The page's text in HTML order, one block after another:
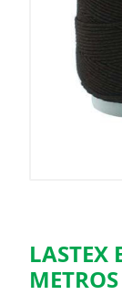
LASTEX